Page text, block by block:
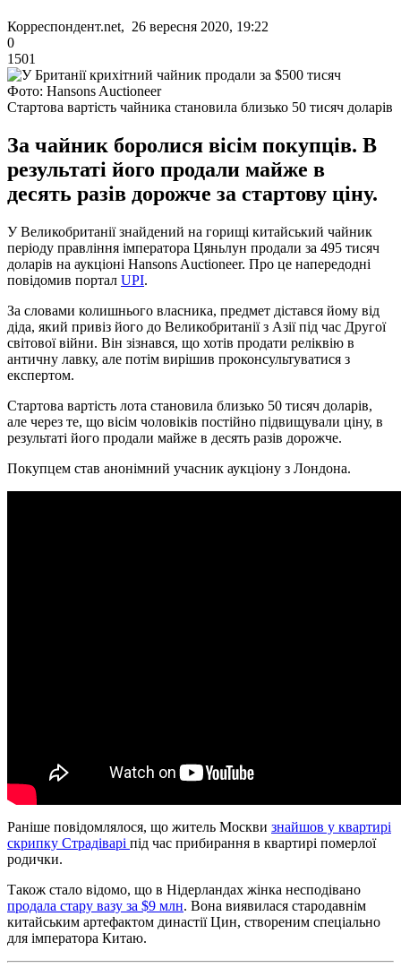
Корреспондент.net, 26 вересня 2020, 19:22
0
1501
Фото: Hansons Auctioneer
Стартова вартість чайника становила близько 50 тисяч доларів
За чайник боролися вісім покупців. В
результаті його продали майже в
десять разів дорожче за стартову ціну.
У Великобританії знайдений на горищі китайський чайник
періоду правління імператора Цяньлун продали за 495 тисяч
доларів на аукціоні Hansons Auctioneer. Про це напередодні
повідомив портал UPI.
За словами колишнього власника, предмет дістався йому від
діда, який привіз його до Великобританії з Азії під час Другої
світової війни. Він зізнався, що хотів продати реліквію в
античну лавку, але потім вирішив проконсультуватися з
експертом.
Стартова вартість лота становила близько 50 тисяч доларів,
але через те, що вісім чоловіків постійно підвищували ціну, в
результаті його продали майже в десять разів дорожче.
Покупцем став анонімний учасник аукціону з Лондона.
Раніше повідомлялося, що житель Москви знайшов у квартирі
скрипку Страдіварі під час прибирання в квартирі померлої
родички.
Також стало відомо, що в Нідерландах жінка несподівано
продала стару вазу за $9 млн. Вона виявилася стародавнім
китайським артефактом династії Цин, створеним спеціально
для імператора Китаю.